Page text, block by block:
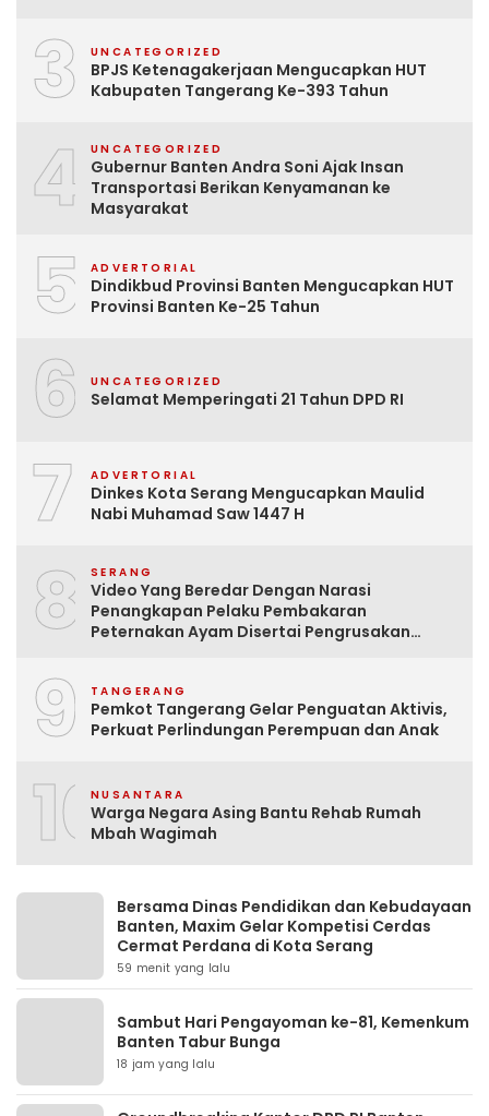
3 UNCATEGORIZED
BPJS Ketenagakerjaan Mengucapkan HUT
Kabupaten Tangerang Ke-393 Tahun
4 UNCATEGORIZED
Gubernur Banten Andra Soni Ajak Insan
Transportasi Berikan Kenyamanan ke
Masyarakat
5 ADVERTORIAL
Dindikbud Provinsi Banten Mengucapkan HUT
Provinsi Banten Ke-25 Tahun
6 UNCATEGORIZED
Selamat Memperingati 21 Tahun DPD RI
7 ADVERTORIAL
Dinkes Kota Serang Mengucapkan Maulid
Nabi Muhamad Saw 1447 H
8 SERANG
Video Yang Beredar Dengan Narasi
Penangkapan Pelaku Pembakaran
Peternakan Ayam Disertai Pengrusakan
9 TANGERANG
Pemkot Tangerang Gelar Penguatan Aktivis,
Perkuat Perlindungan Perempuan dan Anak
10NUSANTARA
Warga Negara Asing Bantu Rehab Rumah
Mbah Wagimah
Bersama Dinas Pendidikan dan Kebudayaan
Banten, Maxim Gelar Kompetisi Cerdas
Cermat Perdana di Kota Serang
59 menit yang lalu
Sambut Hari Pengayoman ke-81, Kemenkum
Banten Tabur Bunga
18 jam yang lalu